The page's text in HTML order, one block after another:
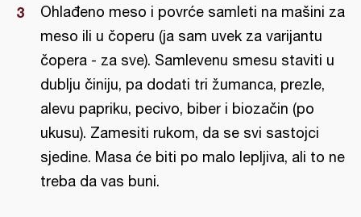
Ohlađeno meso i povrće samleti na mašini za
meso ili u čoperu (ja sam uvek za varijantu
čopera - za sve). Samlevenu smesu staviti u
dublju činiju, pa dodati tri žumanca, prezle,
alevu papriku, pecivo, biber i biozačin (po
ukusu). Zamesiti rukom, da se svi sastojci
sjedine. Masa će biti po malo lepljiva, ali to ne
treba da vas buni.